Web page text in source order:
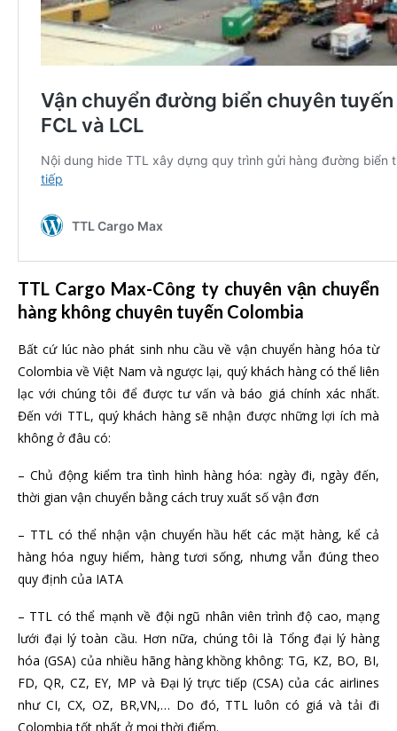
TTL Cargo Max-Công ty chuyên vận chuyển
hàng không chuyên tuyến Colombia
Bất cứ lúc nào phát sinh nhu cầu về vận chuyển hàng hóa từ
Colombia về Việt Nam và ngược lại, quý khách hàng có thể liên
lạc với chúng tôi để được tư vấn và báo giá chính xác nhất.
Đến với TTL, quý khách hàng sẽ nhận được những lợi ích mà
không ở đâu có:
– Chủ động kiểm tra tình hình hàng hóa: ngày đi, ngày đến,
thời gian vận chuyển bằng cách truy xuất số vận đơn
– TTL có thể nhận vận chuyển hầu hết các mặt hàng, kể cả
hàng hóa nguy hiểm, hàng tươi sống, nhưng vẫn đúng theo
quy định của IATA
– TTL có thể mạnh về đội ngũ nhân viên trình độ cao, mạng
lưới đại lý toàn cầu. Hơn nữa, chúng tôi là Tổng đại lý hàng
hóa (GSA) của nhiều hãng hàng khồng không: TG, KZ, BO, BI,
FD, QR, CZ, EY, MP và Đại lý trực tiếp (CSA) của các airlines
như CI, CX, OZ, BR,VN,… Do đó, TTL luôn có giá và tải đi
Colombia tốt nhất ở mọi thời điểm.